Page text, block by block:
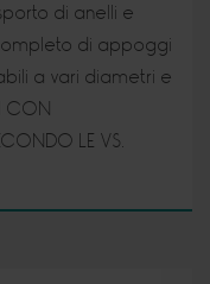
di anelli e
di appoggi
a vari diametri e
CON
LE VS.